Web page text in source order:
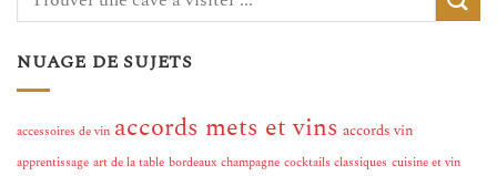
NUAGE DE SUJETS
accessoires de vin accords mets et vins accords vin
apprentissage art de la table bordeaux champagne cocktails classiques cuisine et vin